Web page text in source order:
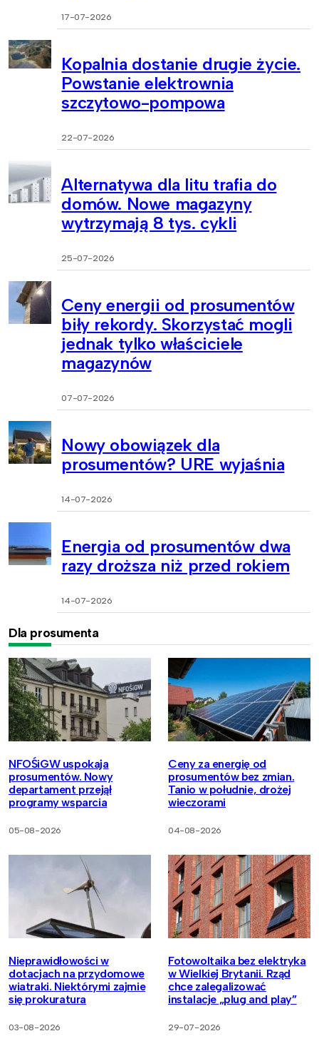
17-07-2026
Kopalnia dostanie drugie życie.
Powstanie elektrownia
szczytowo-pompowa
22-07-2026
Alternatywa dla litu trafia do
domów. Nowe magazyny
wytrzymają 8 tys. cykli
25-07-2026
Ceny energii od prosumentów
biły rekordy. Skorzystać mogli
jednak tylko właściciele
magazynów
07-07-2026
Nowy obowiązek dla
prosumentów? URE wyjaśnia
14-07-2026
Energia od prosumentów dwa
razy droższa niż przed rokiem
14-07-2026
Dla prosumenta
NFOŚiGW uspokaja
prosumentów. Nowy
departament przejął
programy wsparcia
05-08-2026
Ceny za energię od
prosumentów bez zmian.
Tanio w południe, drożej
wieczorami
04-08-2026
Nieprawidłowości w
dotacjach na przydomowe
wiatraki. Niektórymi zajmie
się prokuratura
03-08-2026
Fotowoltaika bez elektryka
w Wielkiej Brytanii. Rząd
chce zalegalizować
instalacje „plug and play”
29-07-2026